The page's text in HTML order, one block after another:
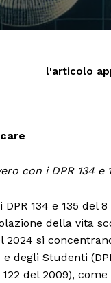
l'articolo
con i DPR 134 e
DPR 134 e 135
della vita
2024 si
degli Studenti
del 2009),